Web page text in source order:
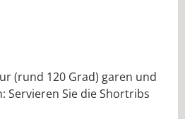
(rund 120 Grad) garen und
Servieren Sie die Shortribs